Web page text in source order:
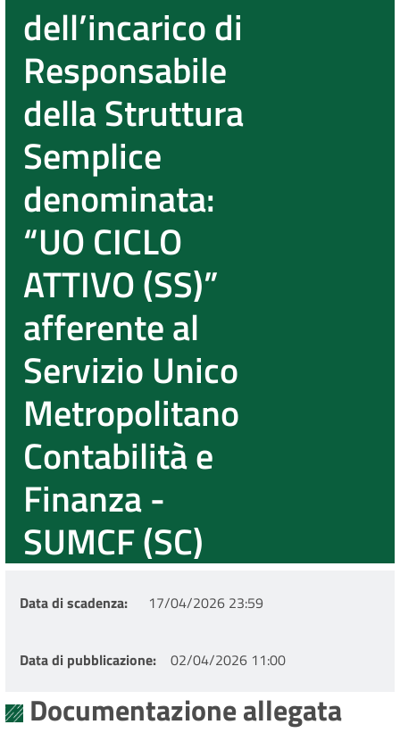
dell’incarico di
Responsabile
della Struttura
Semplice
denominata:
“UO CICLO
ATTIVO (SS)”
afferente al
Servizio Unico
Metropolitano
Contabilità e
Finanza -
SUMCF (SC)
Data di scadenza 17/04/2026 23:59
Data di pubblicazione 02/04/2026 11:00
Documentazione allegata